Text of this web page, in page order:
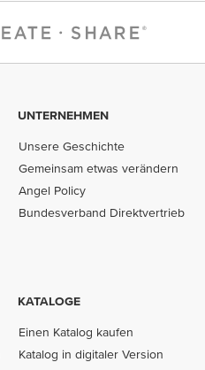
UNTERNEHMEN
Unsere Geschichte
Gemeinsam etwas verändern
Angel Policy
Bundesverband Direktvertrieb
KATALOGE
Einen Katalog kaufen
Katalog in digitaler Version